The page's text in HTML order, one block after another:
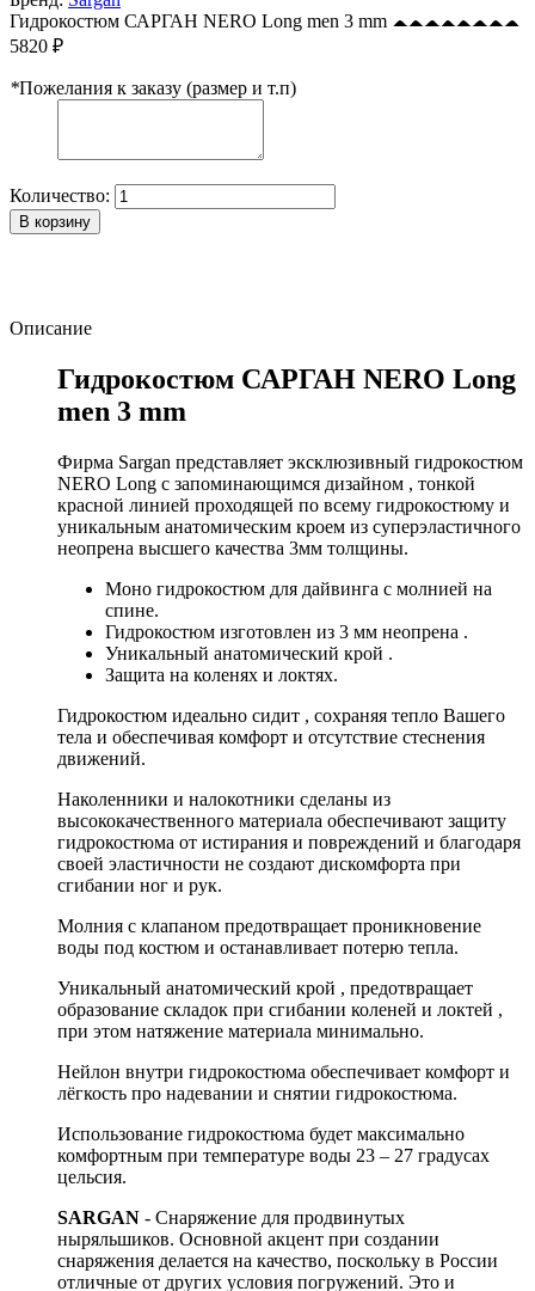
Гидрокостюм САРГАН NERO Long men 3 mm
5820 ₽
*Пожелания к заказу (размер и т.п)
Количество:
В корзину
Описание
Гидрокостюм САРГАН NERO Long
men 3 mm
Фирма Sargan представляет эксклюзивный гидрокостюм
NERO Long с запоминающимся дизайном , тонкой
красной линией проходящей по всему гидрокостюму и
уникальным анатомическим кроем из суперэластичного
неопрена высшего качества 3мм толщины.
Моно гидрокостюм для дайвинга с молнией на
спине.
Гидрокостюм изготовлен из 3 мм неопрена .
Уникальный анатомический крой .
Защита на коленях и локтях.
Гидрокостюм идеально сидит , сохраняя тепло Вашего
тела и обеспечивая комфорт и отсутствие стеснения
движений.
Наколенники и налокотники сделаны из
высококачественного материала обеспечивают защиту
гидрокостюма от истирания и повреждений и благодаря
своей эластичности не создают дискомфорта при
сгибании ног и рук.
Молния с клапаном предотвращает проникновение
воды под костюм и останавливает потерю тепла.
Уникальный анатомический крой , предотвращает
образование складок при сгибании коленей и локтей ,
при этом натяжение материала минимально.
Нейлон внутри гидрокостюма обеспечивает комфорт и
лёгкость про надевании и снятии гидрокостюма.
Использование гидрокостюма будет максимально
комфортным при температуре воды 23 – 27 градусах
цельсия.
SARGAN - Снаряжение для продвинутых
ныряльшиков. Основной акцент при создании
снаряжения делается на качество, поскольку в России
отличные от других условия погружений. Это и